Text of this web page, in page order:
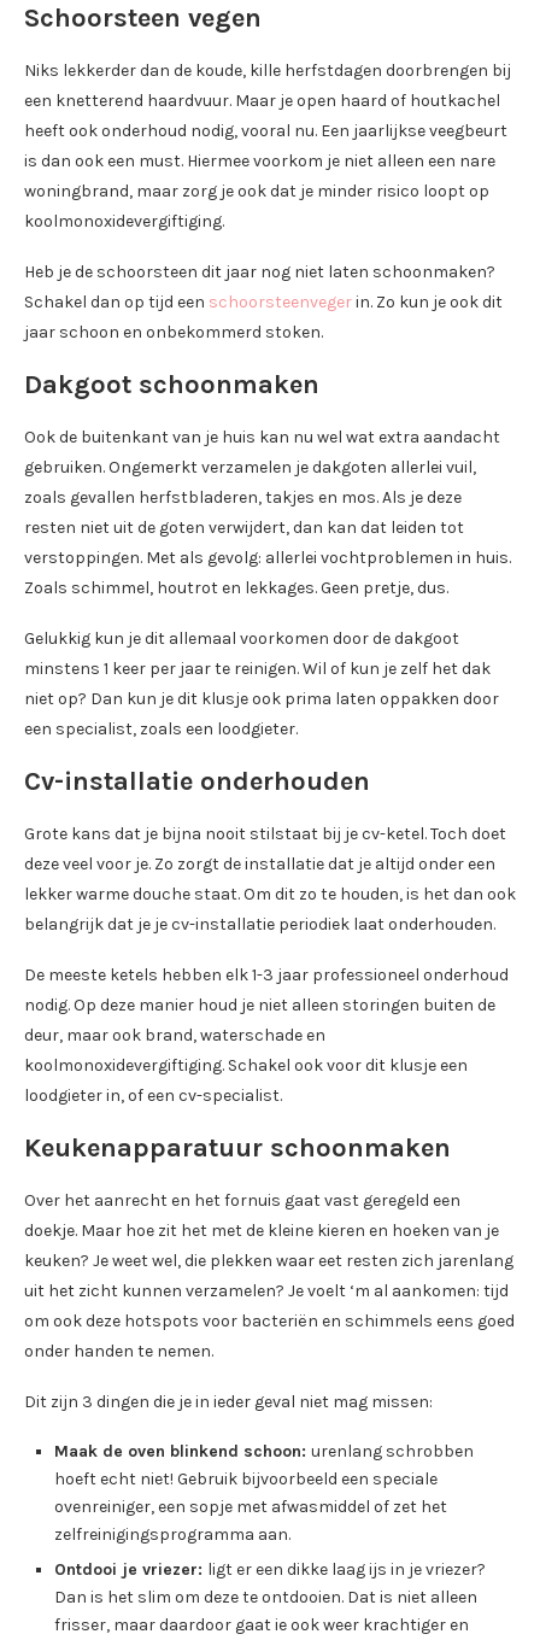
Schoorsteen vegen
Niks lekkerder dan de koude, kille herfstdagen doorbrengen bij
een knetterend haardvuur. Maar je open haard of houtkachel
heeft ook onderhoud nodig, vooral nu. Een jaarlijkse veegbeurt
is dan ook een must. Hiermee voorkom je niet alleen een nare
woningbrand, maar zorg je ook dat je minder risico loopt op
koolmonoxidevergiftiging.
Heb je de schoorsteen dit jaar nog niet laten schoonmaken?
Schakel dan op tijd een schoorsteenvegerin. Zo kun je ook dit
jaar schoon en onbekommerd stoken.
Dakgoot schoonmaken
Ook de buitenkant van je huis kan nu wel wat extra aandacht
gebruiken. Ongemerkt verzamelen je dakgoten allerlei vuil,
zoals gevallen herfstbladeren, takjes en mos. Als je deze
resten niet uit de goten verwijdert, dan kan dat leiden tot
verstoppingen. Met als gevolg: allerlei vochtproblemen in huis.
Zoals schimmel, houtrot en lekkages. Geen pretje, dus.
Gelukkig kun je dit allemaal voorkomen door de dakgoot
minstens 1 keer per jaar te reinigen. Wil of kun je zelf het dak
niet op? Dan kun je dit klusje ook prima laten oppakken door
een specialist, zoals een loodgieter.
Cv-installatie onderhouden
Grote kans dat je bijna nooit stilstaat bij je cv-ketel. Toch doet
deze veel voor je. Zo zorgt de installatie dat je altijd onder een
lekker warme douche staat. Om dit zo te houden, is het dan ook
belangrijk dat je je cv-installatie periodiek laat onderhouden.
De meeste ketels hebben elk 1-3 jaar professioneel onderhoud
nodig. Op deze manier houd je niet alleen storingen buiten de
deur, maar ook brand, waterschade en
koolmonoxidevergiftiging. Schakel ook voor dit klusje een
loodgieter in, of een cv-specialist.
Keukenapparatuur schoonmaken
Over het aanrecht en het fornuis gaat vast geregeld een
doekje. Maar hoe zit het met de kleine kieren en hoeken van je
keuken? Je weet wel, die plekken waar eet resten zich jarenlang
uit het zicht kunnen verzamelen? Je voelt ‘m al aankomen: tijd
om ook deze hotspots voor bacteriën en schimmels eens goed
onder handen te nemen.
Dit zijn 3 dingen die je in ieder geval niet mag missen:
Maak de oven blinkend schoon: urenlang schrobben
hoeft echt niet! Gebruik bijvoorbeeld een speciale
ovenreiniger, een sopje met afwasmiddel of zet het
zelfreinigingsprogramma aan.
Ontdooi je vriezer: ligt er een dikke laag ijs in je vriezer?
Dan is het slim om deze te ontdooien. Dat is niet alleen
frisser, maar daardoor gaat ie ook weer krachtiger en